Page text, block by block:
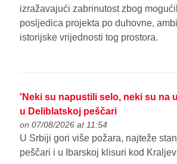
izražavajući zabrinutost zbog
posljedica projekta po duhovne,
istorijske vrijednosti tog prostora.
'Neki su napustili selo, neki su na
u Deliblatskoj peščari
on 07/08/2026 at 11:54
U Srbiji gori više požara, najteže
peščari i u Ibarskoj klisuri kod